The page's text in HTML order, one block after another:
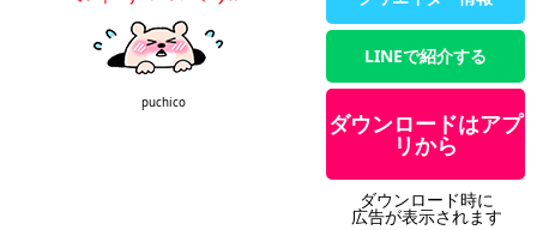
puchico
LINEで紹介する
ダウンロードはアプ
リから
ダウンロード時に
広告が表示されます